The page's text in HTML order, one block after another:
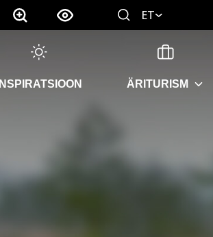
ET
INSPIRATSIOON ÄRITURISM